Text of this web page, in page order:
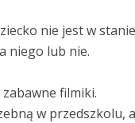
nie jest w
niego lub nie.
filmiki.
w przedszkolu,